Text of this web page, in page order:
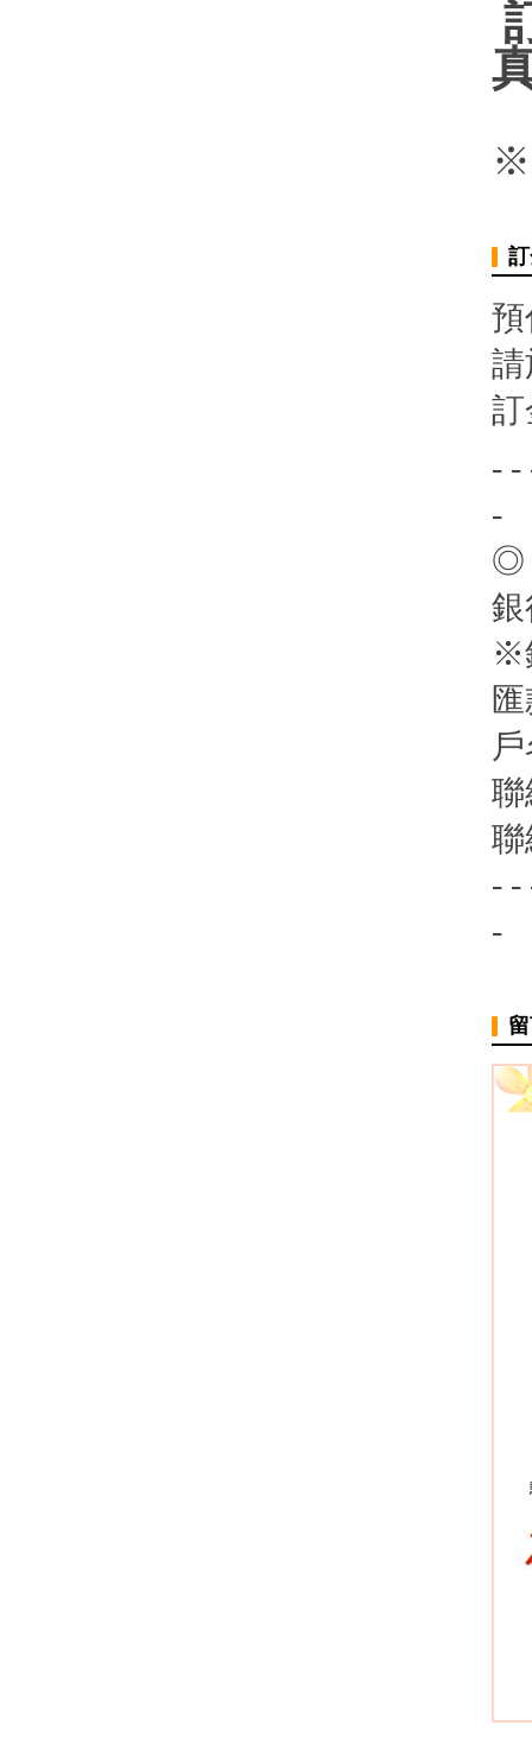
※
預
請
訂
- -
-
◎
銀
※
聯
聯
- -
-